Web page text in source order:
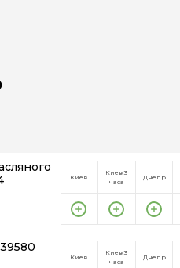
Киев
Киев 3
часа
Днепр
Киев
Киев 3
часа
Днепр